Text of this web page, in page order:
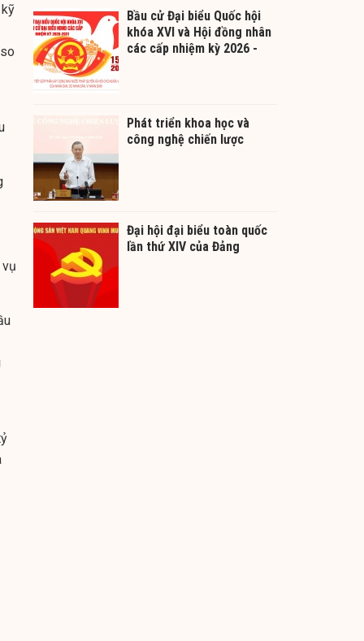
Bầu cử Đại biểu Quốc hội
khóa XVI và Hội đồng nhân
các cấp nhiệm kỳ 2026 -
Phát triển khoa học và
công nghệ chiến lược
Đại hội đại biểu toàn quốc
lần thứ XIV của Đảng